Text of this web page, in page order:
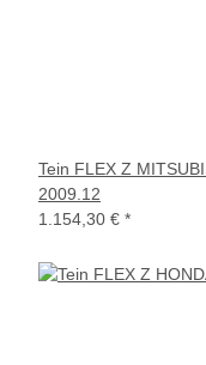
Tein FLEX Z
2009.12
1.154,30 € *